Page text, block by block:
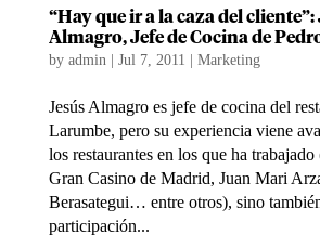
“Hay que ir a la caza del cliente”:
Almagro, Jefe de Cocina de
by admin| Jul 7, 2011 Marketing
Jesús Almagro es jefe de cocina del
Larumbe, pero su experiencia viene
los restaurantes en los que ha
Gran Casino de Madrid, Juan Mari
Berasategui… entre otros), sino
participación...